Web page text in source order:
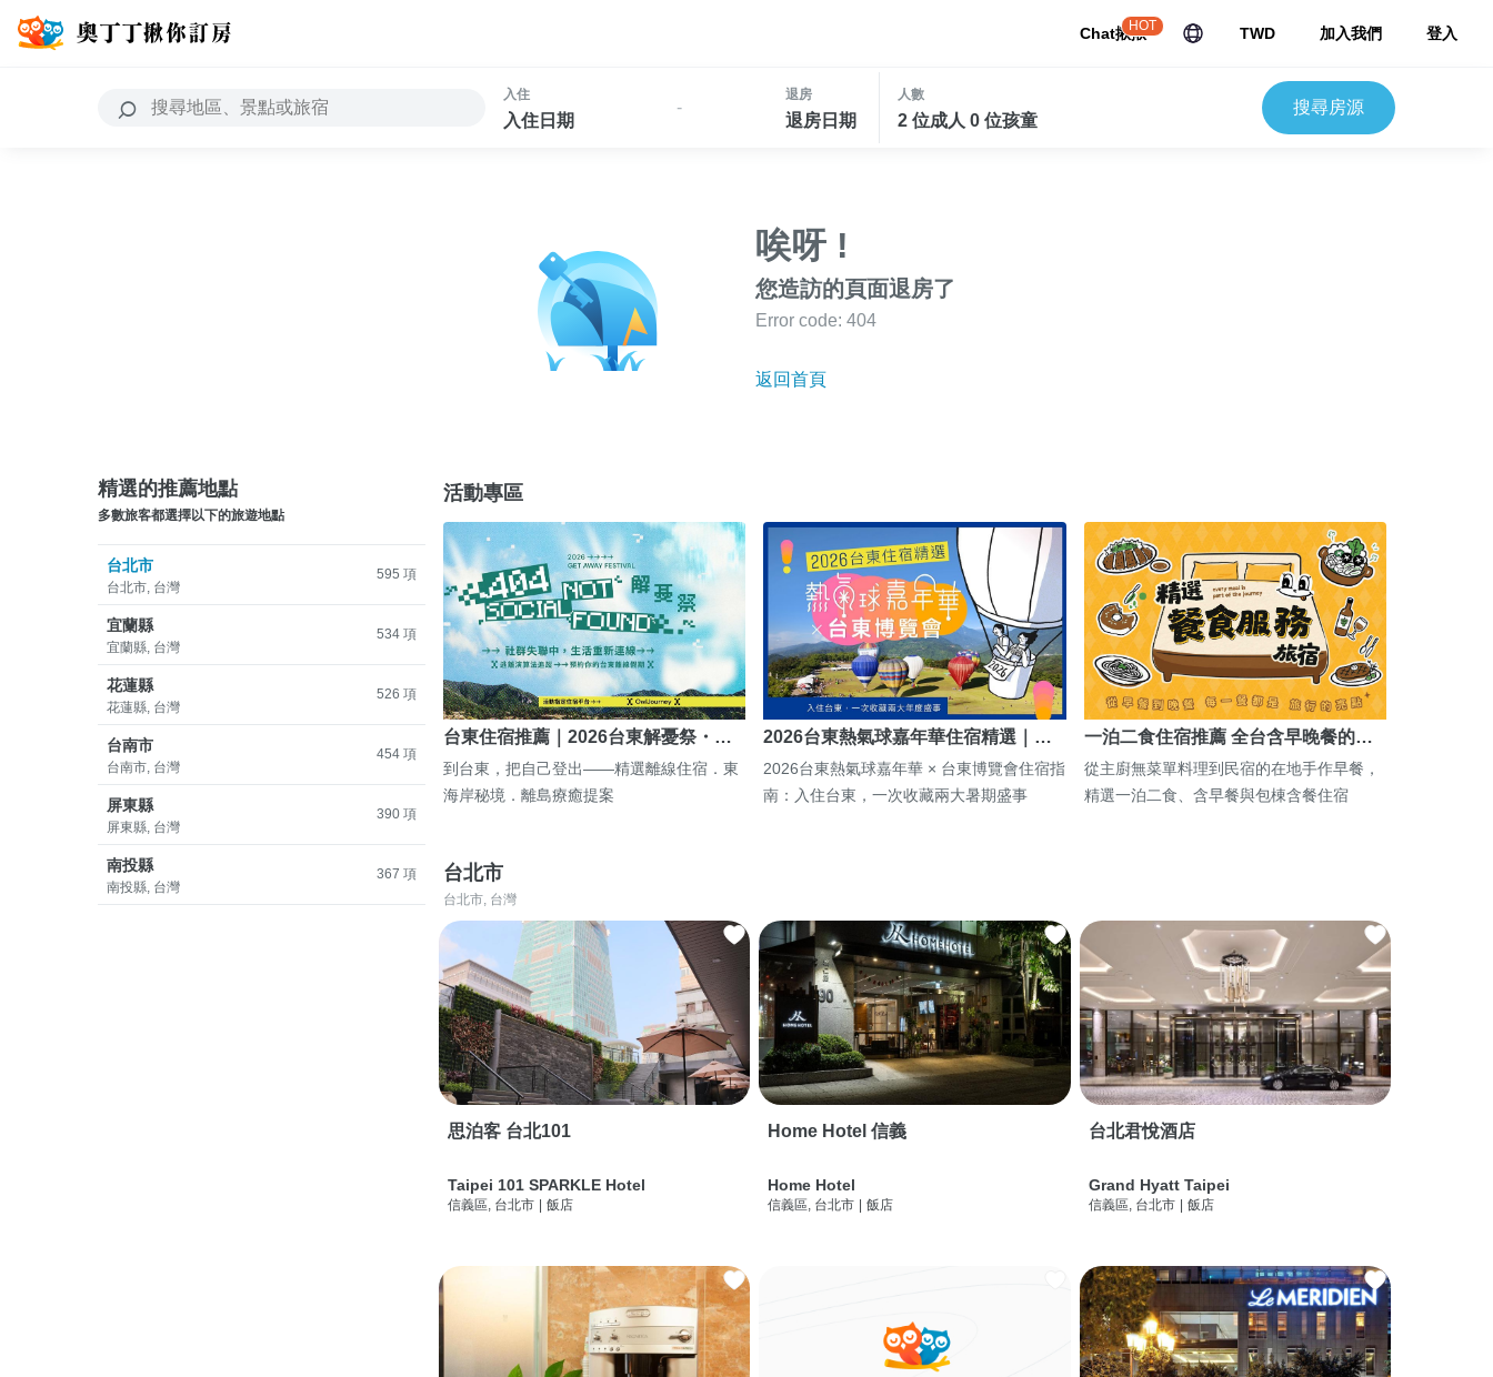
Chat揪揪
HOT TWD 加入我們 登入
入住
入住日期
-
退房
退房日期
人數
2 位成人 0 位孩童
搜尋房源
唉呀 !
您造訪的頁面退房了
Error code: 404
返回首頁
精選的推薦地點
多數旅客都選擇以下的旅遊地點
台北市
台北市, 台灣
595 項
宜蘭縣
宜蘭縣, 台灣
534 項
花蓮縣
花蓮縣, 台灣
526 項
台南市
台南市, 台灣
454 項
屏東縣
屏東縣, 台灣
390 項
南投縣
南投縣, 台灣
367 項
活動專區
台東住宿推薦｜2026台東解憂祭・…
到台東，把自己登出——精選離線住宿．東
海岸秘境．離島療癒提案
2026台東熱氣球嘉年華住宿精選｜…
2026台東熱氣球嘉年華 × 台東博覽會住宿指
南：入住台東，一次收藏兩大暑期盛事
一泊二食住宿推薦 全台含早晚餐的…
從主廚無菜單料理到民宿的在地手作早餐，
精選一泊二食、含早餐與包棟含餐住宿
台北市
台北市, 台灣
思泊客 台北101
Taipei 101 SPARKLE Hotel
信義區, 台北市 飯店
Home Hotel 信義
Home Hotel
信義區, 台北市 飯店
台北君悅酒店
Grand Hyatt Taipei
信義區, 台北市 飯店